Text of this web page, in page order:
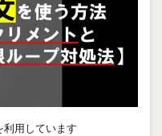
用しています